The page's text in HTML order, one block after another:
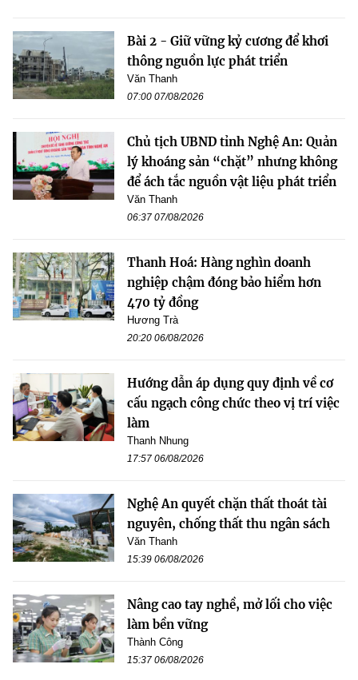
Bài 2 - Giữ vững kỷ cương để khơi
thông nguồn lực phát triển
Văn Thanh
07:00 07/08/2026
Chủ tịch UBND tỉnh Nghệ An: Quản
lý khoáng sản “chặt” nhưng không
để ách tắc nguồn vật liệu phát triển
Văn Thanh
06:37 07/08/2026
Thanh Hoá: Hàng nghìn doanh
nghiệp chậm đóng bảo hiểm hơn
470 tỷ đồng
Hương Trà
20:20 06/08/2026
Hướng dẫn áp dụng quy định về cơ
cấu ngạch công chức theo vị trí việc
làm
Thanh Nhung
17:57 06/08/2026
Nghệ An quyết chặn thất thoát tài
nguyên, chống thất thu ngân sách
Văn Thanh
15:39 06/08/2026
Nâng cao tay nghề, mở lối cho việc
làm bền vững
Thành Công
15:37 06/08/2026